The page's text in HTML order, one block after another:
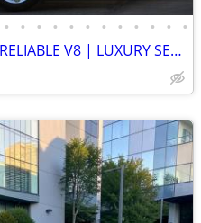
• • • • • • • • • • • •
2004 LEXUS LS 430 | ULTRA RELIABLE V8 | LUXURY SEDAN | WELL SERVICED